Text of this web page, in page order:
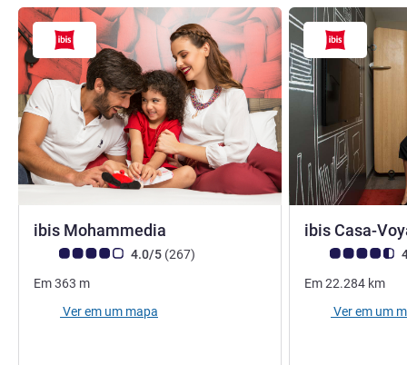
ibis Mohammedia
Nota clientes Avis (Classificação ALL)
4.0/5 (267comentários
)
Em363 m
Ver em um mapa
ibis Casa-
Nota clientes
Em22.284 km
Ver em um